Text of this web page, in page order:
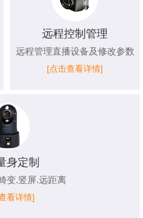
远程控制管理
远程管理直播设备及修改参数
[点击查看详情]
身定制
变.竖屏.远距离
看详情]